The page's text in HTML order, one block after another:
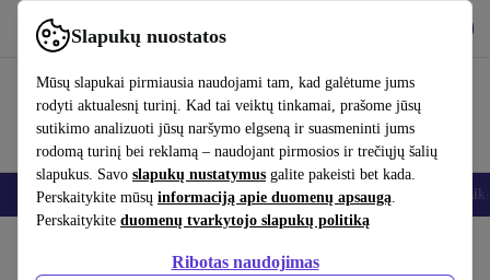
Slapukų nuostatos
Mūsų slapukai pirmiausia naudojami tam, kad galėtume jums
rodyti aktualesnį turinį. Kad tai veiktų tinkamai, prašome jūsų
sutikimo analizuoti jūsų naršymo elgseną ir suasmeninti jums
rodomą turinį bei reklamą – naudojant pirmosios ir trečiųjų šalių
slapukus. Savo slapukų nustatymus galite pakeisti bet kada.
Perskaitykite mūsų informaciją apie duomenų apsaugą.
Perskaitykite duomenų tvarkytojo slapukų politiką
Ribotas naudojimas
Naudok refurbed greitai ir paprastai
Išmanieji telefonai Nešiojamieji kompiuteriai Planšetės Išmanieji